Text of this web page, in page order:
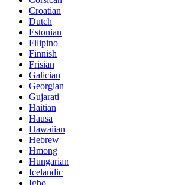
Croatian
Dutch
Estonian
Filipino
Finnish
Frisian
Galician
Georgian
Gujarati
Haitian
Hausa
Hawaiian
Hebrew
Hmong
Hungarian
Icelandic